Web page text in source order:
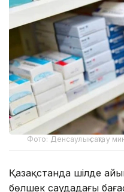
Фото: Денсаулық сақтау
Қазақстанда шілде
бөлшек саудадағы